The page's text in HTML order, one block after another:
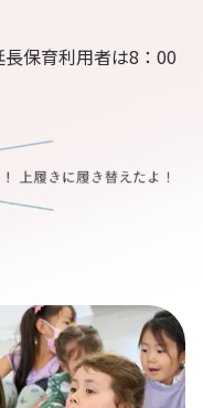
保育利用者は8：00